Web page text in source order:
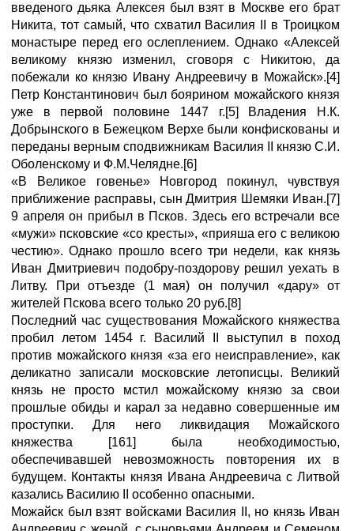
введеного дьяка Алексея был взят в Москве его брат
Никита, тот самый, что схватил Василия II в Троицком
монастыре перед его ослеплением. Однако «Алексей
великому князю изменил, сговоря с Никитою, да
побежали ко князю Ивану Андреевичу в Можайск».[4]
Петр Константинович был боярином можайского князя
уже в первой половине 1447 г.[5] Владения Н.К.
Добрынского в Бежецком Верхе были конфискованы и
переданы верным сподвижникам Василия II князю С.И.
Оболенскому и Ф.М.Челядне.[6]
«В Великое говенье» Новгород покинул, чувствуя
приближение расправы, сын Дмитрия Шемяки Иван.[7]
9 апреля он прибыл в Псков. Здесь его встречали все
«мужи» псковские «со кресты», «прияша его с великою
честию». Однако прошло всего три недели, как князь
Иван Дмитриевич подобру-поздорову решил уехать в
Литву. При отъезде (1 мая) он получил «дару» от
жителей Пскова всего только 20 руб.[8]
Последний час существования Можайского княжества
пробил летом 1454 г. Василий II выступил в поход
против можайского князя «за его неисправление», как
деликатно записали московские летописцы. Великий
князь не просто мстил можайскому князю за свои
прошлые обиды и карал за недавно совершенные им
проступки. Для него ликвидация Можайского
княжества [161] была необходимостью,
обеспечивавшей невозможность повторения их в
будущем. Контакты князя Ивана Андреевича с Литвой
казались Василию II особенно опасными.
Можайск был взят войсками Василия II, но князь Иван